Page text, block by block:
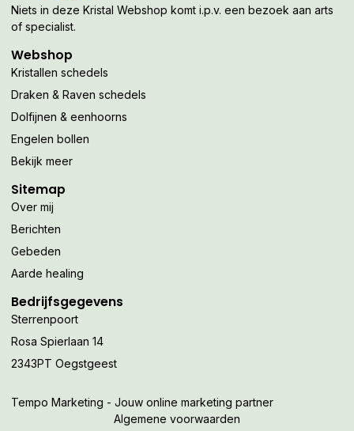
Niets in deze Kristal Webshop komt i.p.v. een bezoek aan arts
of specialist.
Webshop
Kristallen schedels
Draken & Raven schedels
Dolfijnen & eenhoorns
Engelen bollen
Bekijk meer
Sitemap
Over mij
Berichten
Gebeden
Aarde healing
Bedrijfsgegevens
Sterrenpoort
Rosa Spierlaan 14
2343PT Oegstgeest
Tempo Marketing - Jouw online marketing partner
Algemene voorwaarden